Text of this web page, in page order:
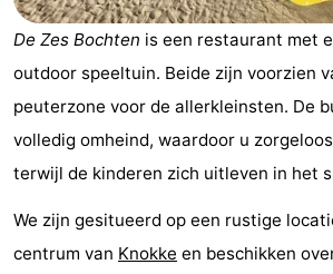
Zeebrugge
Blankenberge
(&
breakfasts)
Hotels
Vakantiehuizen
-
Beachside
De Zes Bochten is een restaurant met
outdoor speeltuin. Beide zijn voorzien
peuterzone voor de allerkleinsten. De
volledig omheind, waardoor u
terwijl de kinderen zich uitleven in het
We zijn gesitueerd op een rustige
centrum van Knokke en beschikken